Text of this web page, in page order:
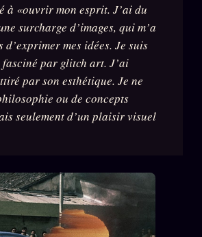
du Jour
à «ouvrir mon esprit. J’ai du
surcharge d’images, qui m’a
d’exprimer mes idées. Je suis
fasciné par glitch art. J’ai
par son esthétique. Je ne
ou de concepts
seulement d’un plaisir visuel